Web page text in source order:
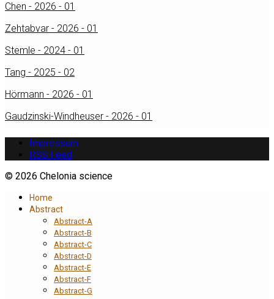
Chen - 2026 - 01
Zehtabvar - 2026 - 01
Stemle - 2024 - 01
Tang - 2025 - 02
Hörmann - 2026 - 01
Gaudzinski-Windheuser - 2026 - 01
Impressum
RSS Feed
© 2026 Chelonia science
Home
Abstract
Abstract-A
Abstract-B
Abstract-C
Abstract-D
Abstract-E
Abstract-F
Abstract-G